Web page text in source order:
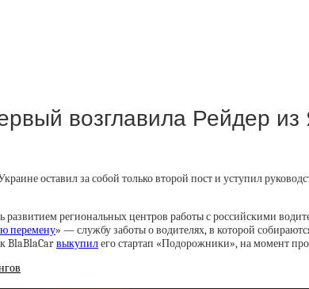
возглавила Рейдер из
оставил за собой только второй пост и уступил
региональных центров работы с российскими
перемену» — службу заботы о водителях, в которой
BlaBlaCarвыкупилего стартап «Подорожники», на момент